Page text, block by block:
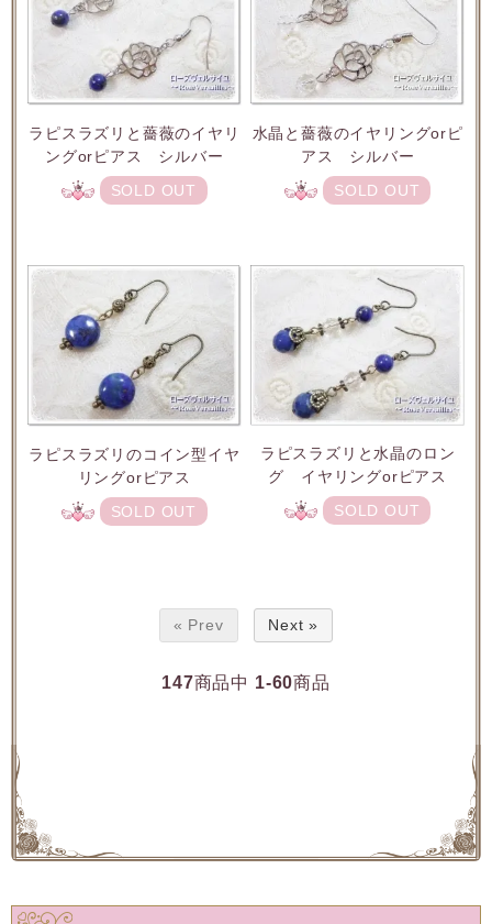
ラピスラズリと薔薇のイヤリ
ングorピアス シルバー
SOLD OUT
水晶と薔薇のイヤリングorピ
アス シルバー
SOLD OUT
ラピスラズリのコイン型イヤ
リングorピアス
SOLD OUT
ラピスラズリと水晶のロン
グ イヤリングorピアス
SOLD OUT
« Prev Next »
147商品中 1-60商品